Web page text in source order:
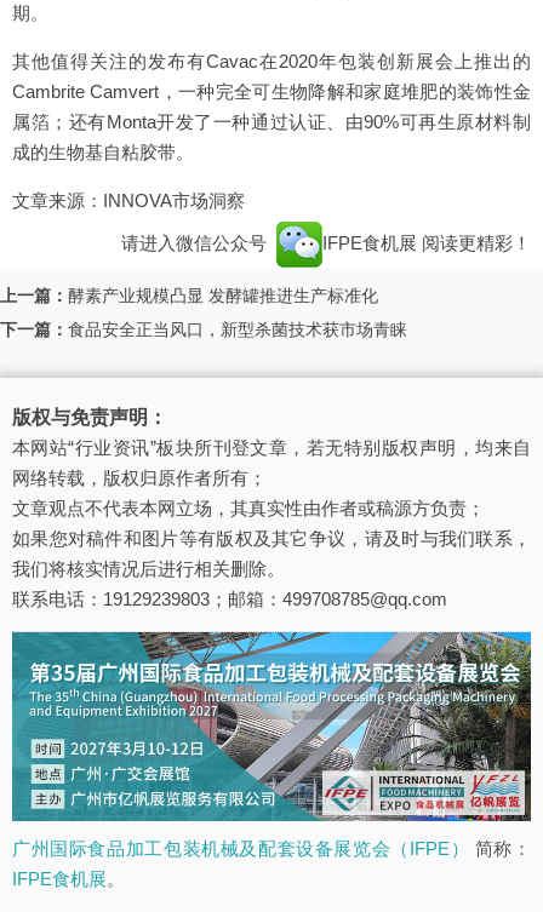
期。
其他值得关注的发布有Cavac在2020年包装创新展会上推出的
Cambrite Camvert，一种完全可生物降解和家庭堆肥的装饰性金
属箔；还有Monta开发了一种通过认证、由90%可再生原材料制
成的生物基自粘胶带。
文章来源：INNOVA市场洞察
请进入微信公众号 IFPE食机展 阅读更精彩！
上一篇： 酵素产业规模凸显 发酵罐推进生产标准化
下一篇： 食品安全正当风口，新型杀菌技术获市场青睐
版权与免责声明：
本网站“行业资讯”板块所刊登文章，若无特别版权声明，均来自
网络转载，版权归原作者所有；
文章观点不代表本网立场，其真实性由作者或稿源方负责；
如果您对稿件和图片等有版权及其它争议，请及时与我们联系，
我们将核实情况后进行相关删除。
联系电话：19129239803；邮箱：499708785@qq.com
广州国际食品加工包装机械及配套设备展览会（IFPE）
简称：
IFPE食机展。